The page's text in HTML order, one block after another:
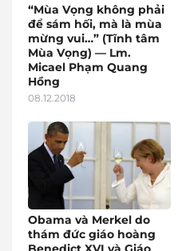
“Mùa Vọng không phải
để sám hối, mà là mùa
mừng vui…” (Tĩnh tâm
Mùa Vọng) — Lm.
Micael Phạm Quang
Hồng
08.12.2018
Obama và Merkel do
thám đức giáo hoàng